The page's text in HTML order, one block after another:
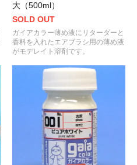
大（500ml）
SOLD OUT
ガイアカラー薄め液にリターダーと
香料を入れたエアブラシ用の薄め液
がモデレイト溶剤です。